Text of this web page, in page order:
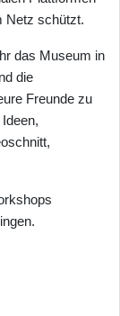
Netz schützt.
das Museum in
die
Freunde zu